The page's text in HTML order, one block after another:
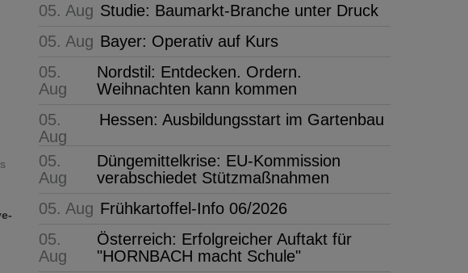
05. Aug Studie: Baumarkt-Branche unter Druck
05. Aug Bayer: Operativ auf Kurs
05.
Aug
Nordstil: Entdecken. Ordern.
Weihnachten kann kommen
05.
Aug
Hessen: Ausbildungsstart im Gartenbau
05.
Aug
Düngemittelkrise: EU-Kommission
verabschiedet Stützmaßnahmen
05. Aug Frühkartoffel-Info 06/2026
05.
Aug
Österreich: Erfolgreicher Auftakt für
"HORNBACH macht Schule"